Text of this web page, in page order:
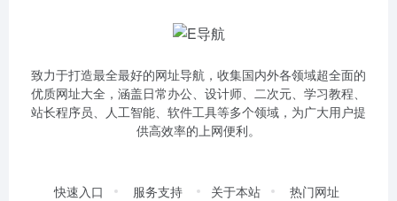
致力于打造最全最好的网址导航，收集国内外各领域超全面的
优质网址大全，涵盖日常办公、设计师、二次元、学习教程、
站长程序员、人工智能、软件工具等多个领域，为广大用户提
供高效率的上网便利。
快速入口 服务支持 关于本站 热门网址